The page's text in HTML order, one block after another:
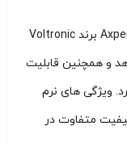
اینورتر شارژر 5000 وات مدل Axpert MKS 5KP-24 برند Voltronic
و همچنین قابلیت
ویژگی های نرم
متفاوت در